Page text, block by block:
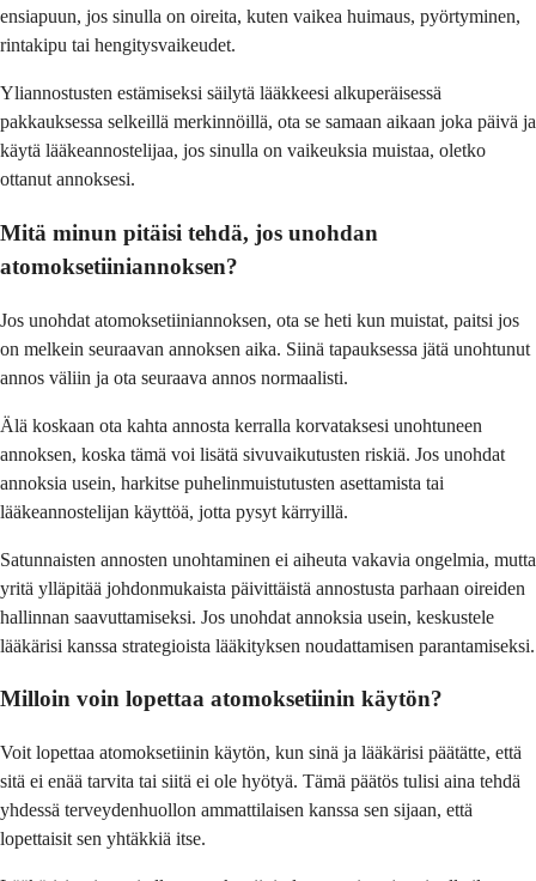
ensiapuun, jos sinulla on oireita, kuten vaikea huimaus, pyörtyminen,
rintakipu tai hengitysvaikeudet.
Yliannostusten estämiseksi säilytä lääkkeesi alkuperäisessä
pakkauksessa selkeillä merkinnöillä, ota se samaan aikaan joka päivä ja
käytä lääkeannostelijaa, jos sinulla on vaikeuksia muistaa, oletko
ottanut annoksesi.
Mitä minun pitäisi tehdä, jos unohdan
atomoksetiiniannoksen?
Jos unohdat atomoksetiiniannoksen, ota se heti kun muistat, paitsi jos
on melkein seuraavan annoksen aika. Siinä tapauksessa jätä unohtunut
annos väliin ja ota seuraava annos normaalisti.
Älä koskaan ota kahta annosta kerralla korvataksesi unohtuneen
annoksen, koska tämä voi lisätä sivuvaikutusten riskiä. Jos unohdat
annoksia usein, harkitse puhelinmuistutusten asettamista tai
lääkeannostelijan käyttöä, jotta pysyt kärryillä.
Satunnaisten annosten unohtaminen ei aiheuta vakavia ongelmia, mutta
yritä ylläpitää johdonmukaista päivittäistä annostusta parhaan oireiden
hallinnan saavuttamiseksi. Jos unohdat annoksia usein, keskustele
lääkärisi kanssa strategioista lääkityksen noudattamisen parantamiseksi.
Milloin voin lopettaa atomoksetiinin käytön?
Voit lopettaa atomoksetiinin käytön, kun sinä ja lääkärisi päätätte, että
sitä ei enää tarvita tai siitä ei ole hyötyä. Tämä päätös tulisi aina tehdä
yhdessä terveydenhuollon ammattilaisen kanssa sen sijaan, että
lopettaisit sen yhtäkkiä itse.